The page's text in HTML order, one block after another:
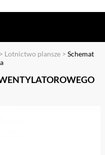
Lotnictwo plansze> Schemat